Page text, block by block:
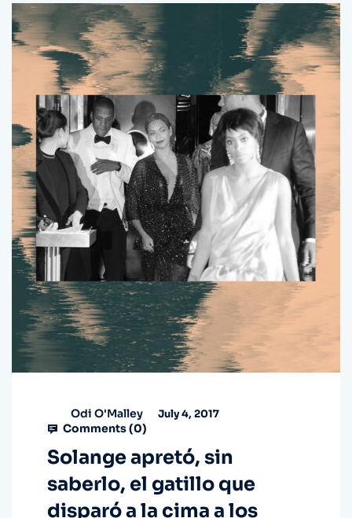
Odi O'Malley July 4, 2017
Comments (0)
Solange apretó, sin
saberlo, el gatillo que
disparó a la cima a los